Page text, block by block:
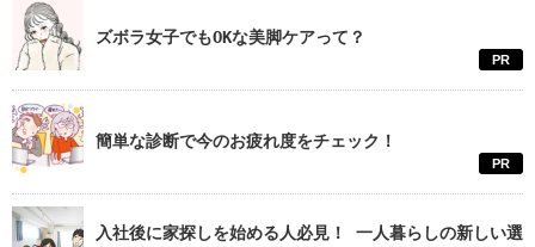
ズボラ女子でもOKな美脚ケアって？
PR
簡単な診断で今のお疲れ度をチェック！
PR
入社後に家探しを始める人必見！ 一人暮らしの新しい選